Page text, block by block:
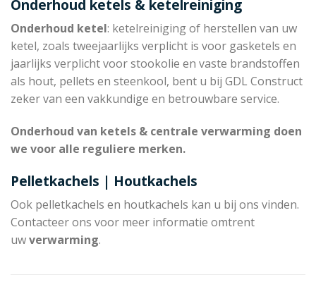
Onderhoud ketels & ketelreiniging
Onderhoud ketel: ketelreiniging of herstellen van uw
ketel, zoals tweejaarlijks verplicht is voor gasketels en
jaarlijks verplicht voor stookolie en vaste brandstoffen
als hout, pellets en steenkool, bent u bij GDL Construct
zeker van een vakkundige en betrouwbare service.
Onderhoud van ketels & centrale verwarming doen
we voor alle reguliere merken.
Pelletkachels | Houtkachels
Ook pelletkachels en houtkachels kan u bij ons vinden.
Contacteer ons voor meer informatie omtrent
uwverwarming.